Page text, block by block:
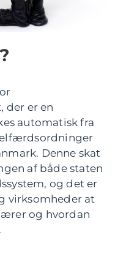
der er en
automatisk fra
Denne skat
af både staten
og det er
virksomheder at
og hvordan